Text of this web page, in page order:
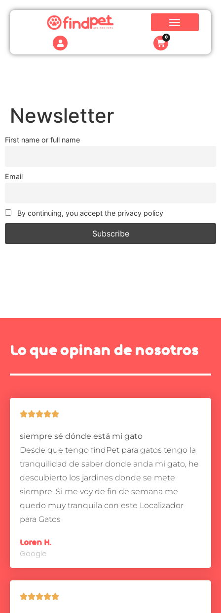
0
Newsletter
First name or full name
Email
By continuing, you accept the privacy policy
Lo que opinan de nosotros

siempre sé dónde está mi gato
Desde que tengo findPet para gatos tengo la
tranquilidad de saber donde anda mi gato, he
descubierto los jardines donde se mete
siempre. Si me voy de fin de semana me
quedo muy tranquila con este Localizador
para Gatos
Loren H.
Google
